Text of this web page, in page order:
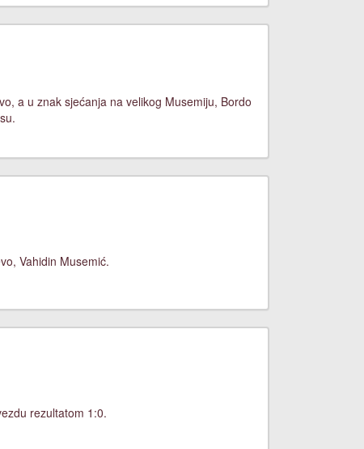
a u znak sjećanja na velikog Musemiju, Bordo
Vahidin Musemić.
rezultatom 1:0.